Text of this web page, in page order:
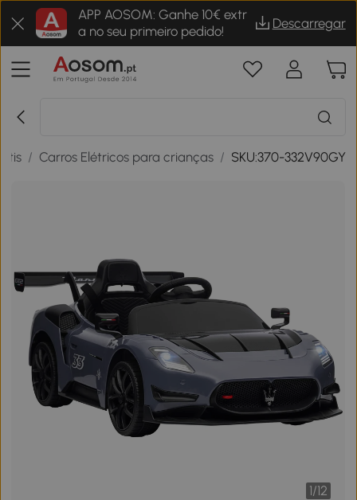
APP AOSOM: Ganhe 10€ extr
a no seu primeiro pedido!
Descarregar
/ Carros Elétricos para crianças / SKU:370-332V90GY
1/12